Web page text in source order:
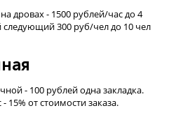
дровах - 1500 рублей/час до 4
300 руб/чел до 10 чел
- 100 рублей одна закладка.
15% от стоимости заказа.